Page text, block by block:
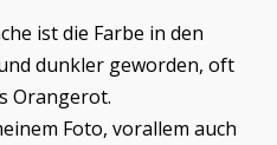
ist die Farbe in den
dunkler geworden, oft
Orangerot.
Foto, vorallem auch